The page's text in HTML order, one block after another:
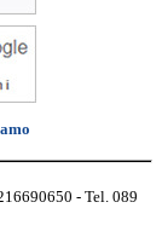
- Tel. 089